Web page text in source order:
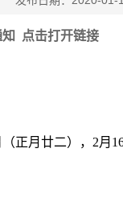
点击打开链接
正月廿二），2月